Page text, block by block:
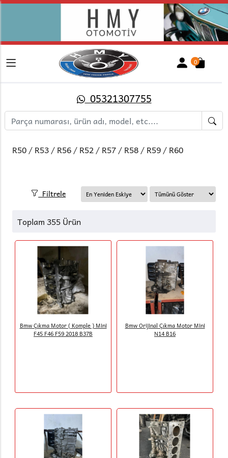
0
05321307755
R50 / R53 / R56 / R52 / R57 / R58 / R59 / R60
Filtrele
Toplam 355 Ürün
Bmw Çıkma Motor ( Komple ) Mini
F45 F46 F59 2018 B37B
Bmw Orijinal Çıkma Motor Mini
N14 B16